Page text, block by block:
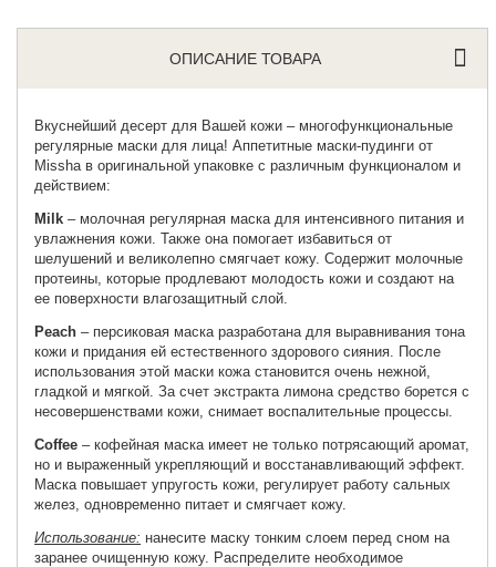
ОПИСАНИЕ ТОВАРА
Вкуснейший десерт для Вашей кожи – многофункциональные
регулярные маски для лица! Аппетитные маски-пудинги от
Missha в оригинальной упаковке с различным функционалом и
действием:
Milk – молочная регулярная маска для интенсивного питания и
увлажнения кожи. Также она помогает избавиться от
шелушений и великолепно смягчает кожу. Содержит молочные
протеины, которые продлевают молодость кожи и создают на
ее поверхности влагозащитный слой.
Peach – персиковая маска разработана для выравнивания тона
кожи и придания ей естественного здорового сияния. После
использования этой маски кожа становится очень нежной,
гладкой и мягкой. За счет экстракта лимона средство борется с
несовершенствами кожи, снимает воспалительные процессы.
Coffee – кофейная маска имеет не только потрясающий аромат,
но и выраженный укрепляющий и восстанавливающий эффект.
Маска повышает упругость кожи, регулирует работу сальных
желез, одновременно питает и смягчает кожу.
Использование: нанесите маску тонким слоем перед сном на
заранее очищенную кожу. Распределите необходимое